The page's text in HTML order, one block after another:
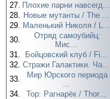
27. Плохие парни навсегд...
28. Новые мутанты / The ...
29. Маленький Николя / L...
30.
Отряд самоубийц:
Мис...
31.
Бойцовский клуб / Fi...
32. Стражи Галактики. Ча...
33.
Мир Юрского периода
...
34.
Тор: Рагнарёк / Thor...